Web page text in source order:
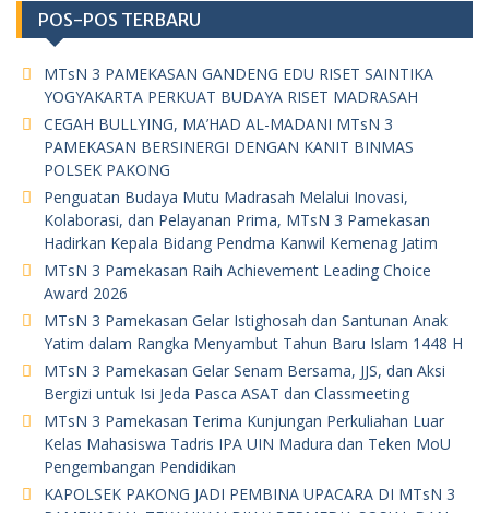
POS-POS TERBARU
MTsN 3 PAMEKASAN GANDENG EDU RISET SAINTIKA
YOGYAKARTA PERKUAT BUDAYA RISET MADRASAH
CEGAH BULLYING, MA’HAD AL-MADANI MTsN 3
PAMEKASAN BERSINERGI DENGAN KANIT BINMAS
POLSEK PAKONG
Penguatan Budaya Mutu Madrasah Melalui Inovasi,
Kolaborasi, dan Pelayanan Prima, MTsN 3 Pamekasan
Hadirkan Kepala Bidang Pendma Kanwil Kemenag Jatim
MTsN 3 Pamekasan Raih Achievement Leading Choice
Award 2026
MTsN 3 Pamekasan Gelar Istighosah dan Santunan Anak
Yatim dalam Rangka Menyambut Tahun Baru Islam 1448 H
MTsN 3 Pamekasan Gelar Senam Bersama, JJS, dan Aksi
Bergizi untuk Isi Jeda Pasca ASAT dan Classmeeting
MTsN 3 Pamekasan Terima Kunjungan Perkuliahan Luar
Kelas Mahasiswa Tadris IPA UIN Madura dan Teken MoU
Pengembangan Pendidikan
KAPOLSEK PAKONG JADI PEMBINA UPACARA DI MTsN 3